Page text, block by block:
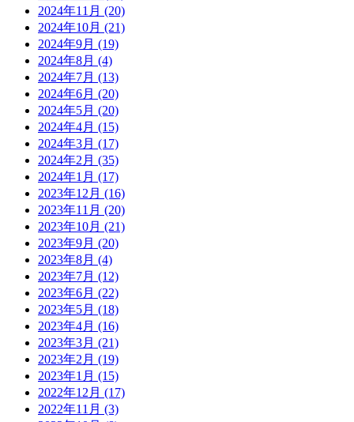
2024年11月 (20)
2024年10月 (21)
2024年9月 (19)
2024年8月 (4)
2024年7月 (13)
2024年6月 (20)
2024年5月 (20)
2024年4月 (15)
2024年3月 (17)
2024年2月 (35)
2024年1月 (17)
2023年12月 (16)
2023年11月 (20)
2023年10月 (21)
2023年9月 (20)
2023年8月 (4)
2023年7月 (12)
2023年6月 (22)
2023年5月 (18)
2023年4月 (16)
2023年3月 (21)
2023年2月 (19)
2023年1月 (15)
2022年12月 (17)
2022年11月 (3)